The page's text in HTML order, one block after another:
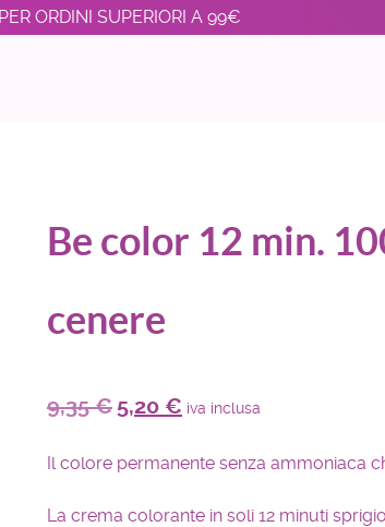
ORDINI SUPERIORI A 99€
Be color 12 min.
cenere
9,35€ 5,20 € iva inclusa
Il colore permanente senza ammoniaca
La crema colorante in soli 12 minuti